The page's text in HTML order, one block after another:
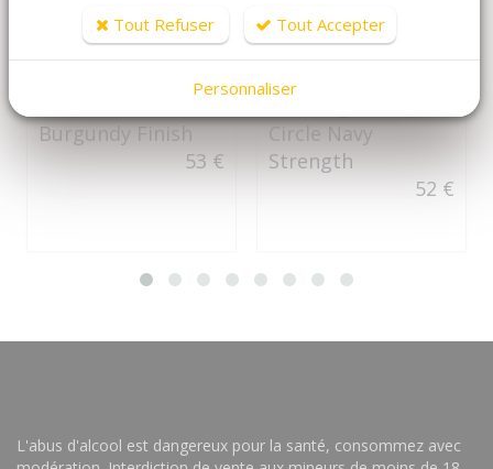
DÉTAILS
Burgundy Finish
53 €
DÉTAILS
Circle Navy
Strength
52 €
L'abus d'alcool est dangereux pour la santé, consommez avec
Tout Refuser Tout Accepter
Personnaliser